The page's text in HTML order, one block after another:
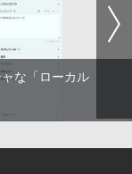
な「ローカル